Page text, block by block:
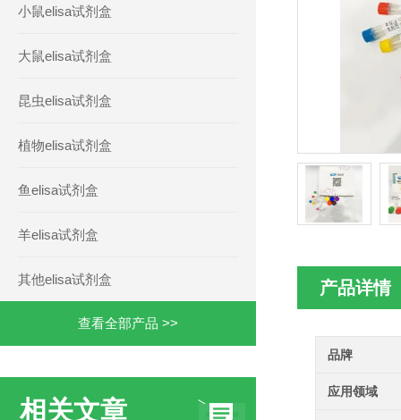
小鼠elisa试剂盒
大鼠elisa试剂盒
昆虫elisa试剂盒
植物elisa试剂盒
鱼elisa试剂盒
羊elisa试剂盒
其他elisa试剂盒
查看全部产品 >>
相关文章
产品详情
品牌
应用领域